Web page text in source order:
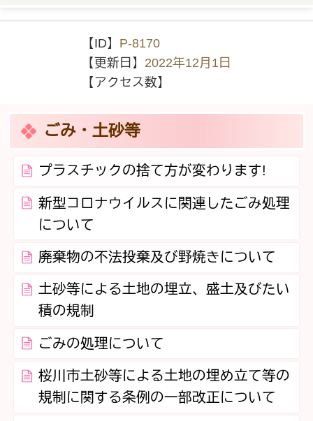
【ID】 P-8170
【更新日】 2022年12月1日
【アクセス数】
ごみ・土砂等
プラスチックの捨て方が変わります!
新型コロナウイルスに関連したごみ処理
について
廃棄物の不法投棄及び野焼きについて
土砂等による土地の埋立、盛土及びたい
積の規制
ごみの処理について
桜川市土砂等による土地の埋め立て等の
規制に関する条例の一部改正について